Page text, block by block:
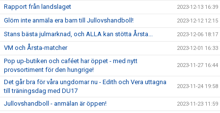
Rapport från landslaget 2023-12-13 16:39
Glöm inte anmäla era barn till Jullovshandboll! 2023-12-12 12:15
Stans bästa julmarknad, och ALLA kan stötta Årsta... 2023-12-06 18:17
VM och Årsta-matcher 2023-12-01 16:33
Pop up-butiken och caféet har öppet - med nytt
provsortiment för den hungrige!
2023-11-27 16:44
Det går bra för våra ungdomar nu - Edith och Vera uttagna
till träningsdag med DU17
2023-11-24 19:58
Jullovshandboll - anmälan är öppen! 2023-11-23 11:59